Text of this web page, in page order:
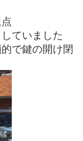
ていました
で鍵の開け閉